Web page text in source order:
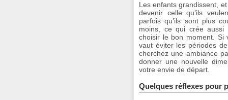
Les enfants grandissent,
devenir celle qu’ils
parfois qu’ils sont plus
moins, ce qui crée aussi
choisir le bon moment. Si
vaut éviter les périodes
cherchez une ambiance
donner une nouvelle
votre envie de départ.
Quelques réflexes pour